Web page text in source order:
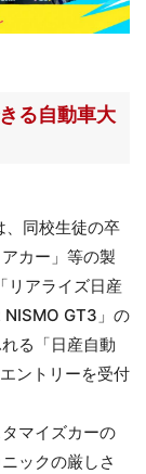
る自動車大
、同校生徒の卒
カー」等の製
リアライズ日産
NISMO GT3」の
る「日産自動
ントリーを受付
マイズカーの
ックの厳しさ